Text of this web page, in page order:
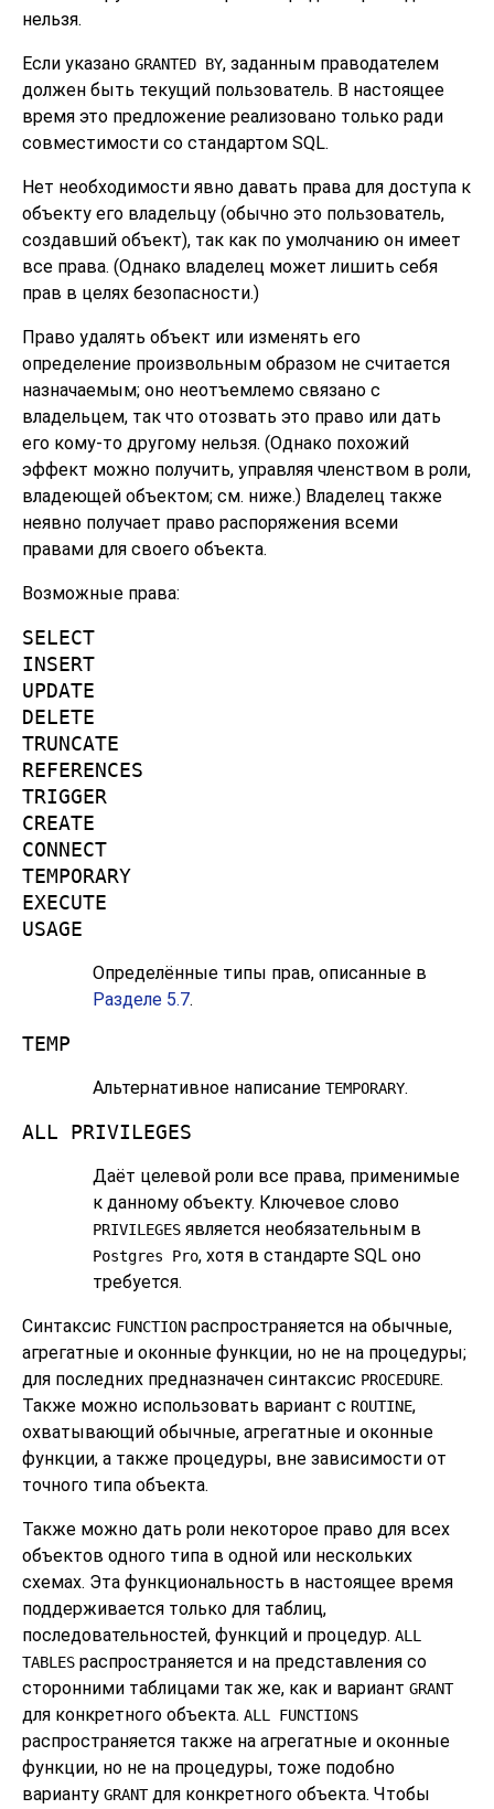
нельзя.
Если указано GRANTED BY, заданным праводателем
должен быть текущий пользователь. В настоящее
время это предложение реализовано только ради
совместимости со стандартом SQL.
Нет необходимости явно давать права для доступа к
объекту его владельцу (обычно это пользователь,
создавший объект), так как по умолчанию он имеет
все права. (Однако владелец может лишить себя
прав в целях безопасности.)
Право удалять объект или изменять его
определение произвольным образом не считается
назначаемым; оно неотъемлемо связано с
владельцем, так что отозвать это право или дать
его кому-то другому нельзя. (Однако похожий
эффект можно получить, управляя членством в роли,
владеющей объектом; см. ниже.) Владелец также
неявно получает право распоряжения всеми
правами для своего объекта.
Возможные права:
SELECT
INSERT
UPDATE
DELETE
TRUNCATE
REFERENCES
TRIGGER
CREATE
CONNECT
TEMPORARY
EXECUTE
USAGE
Определённые типы прав, описанные в
Разделе 5.7.
TEMP
Альтернативное написание TEMPORARY.
ALL PRIVILEGES
Даёт целевой роли все права, применимые
к данному объекту. Ключевое слово
PRIVILEGES является необязательным в
Postgres Pro, хотя в стандарте SQL оно
требуется.
Синтаксис FUNCTION распространяется на обычные,
агрегатные и оконные функции, но не на процедуры;
для последних предназначен синтаксис PROCEDURE.
Также можно использовать вариант с ROUTINE,
охватывающий обычные, агрегатные и оконные
функции, а также процедуры, вне зависимости от
точного типа объекта.
Также можно дать роли некоторое право для всех
объектов одного типа в одной или нескольких
схемах. Эта функциональность в настоящее время
поддерживается только для таблиц,
последовательностей, функций и процедур. ALL
TABLES распространяется и на представления со
сторонними таблицами так же, как и вариант GRANT
для конкретного объекта. ALL FUNCTIONS
распространяется также на агрегатные и оконные
функции, но не на процедуры, тоже подобно
варианту GRANTдля конкретного объекта. Чтобы